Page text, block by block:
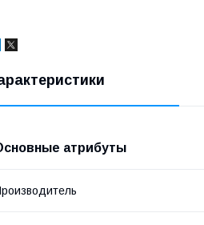
атрибуты